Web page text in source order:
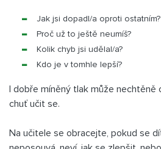
Jak jsi dopadl/a oproti ostatním?
Proč už to ještě neumíš?
Kolik chyb jsi udělal/a?
Kdo je v tomhle lepší?
I dobře míněný tlak může nechtěně
chuť učit se.
Na učitele se obracejte, pokud se